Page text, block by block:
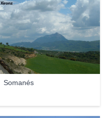
Somanés
Xironz